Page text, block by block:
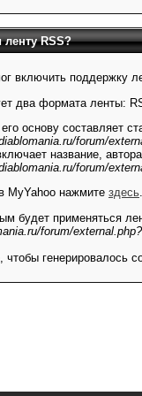
ленту RSS?
включить поддержку
два формата ленты:
основу составляет
forum/
название,
forum/
MyYahoo нажмите здесь.
будет применяться
forum/
генерировалось